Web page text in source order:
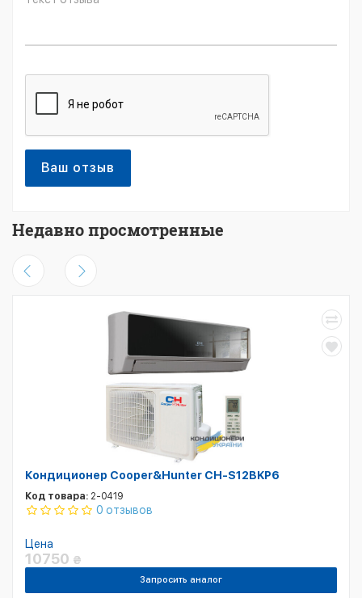
Ваш отзыв
Недавно просмотренные
Кондиционер Cooper&Hunter CH-S12BKP6
Код товара: 2-0419
0 отзывов
Цена
10750 ₴
Запросить аналог